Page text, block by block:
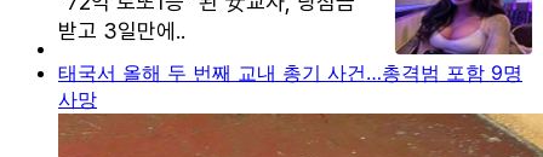
태국서 올해 두 번째 교내 총기 사건…총격범 포함 9명
사망